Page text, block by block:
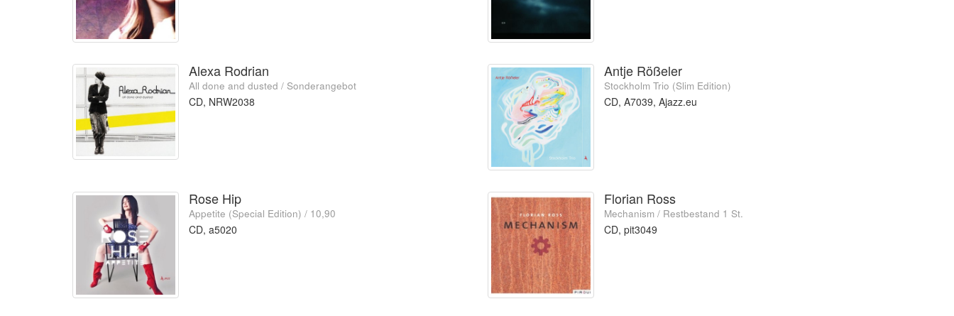
Alexa Rodrian
All done and dusted / Sonderangebot
CD, NRW2038
Antje Rößeler
Stockholm Trio (Slim Edition)
CD, A7039, Ajazz.eu
Rose Hip
Appetite (Special Edition) / 10,90
CD, a5020
Florian Ross
Mechanism / Restbestand 1 St.
CD, pit3049